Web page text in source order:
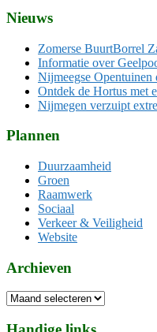
Nieuws
Zomerse BuurtBorrel
Informatie over
Nijmeegse Opentuinen
Ontdek de Hortus met
Nijmegen verzuipt
Plannen
Duurzaamheid
Groen
Raamwerk
Sociaal
Verkeer & Veiligheid
Website
Archieven
Archieven